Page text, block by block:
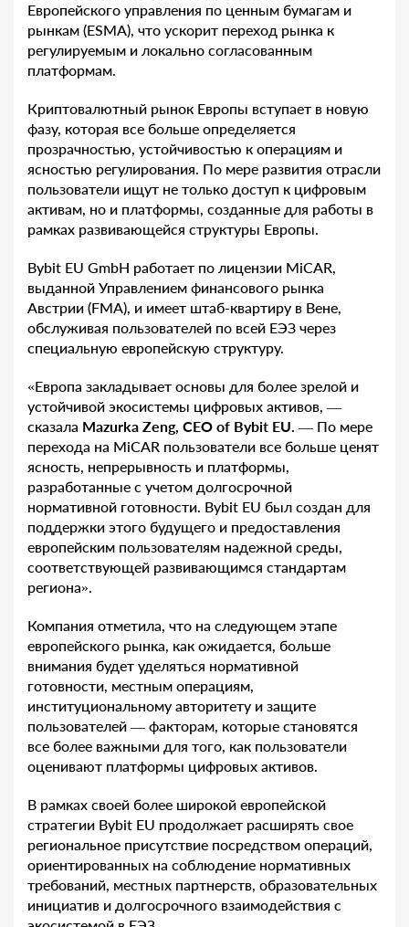
Европейского управления по ценным бумагам и
рынкам (ESMA), что ускорит переход рынка к
регулируемым и локально согласованным
платформам.
Криптовалютный рынок Европы вступает в новую
фазу, которая все больше определяется
прозрачностью, устойчивостью к операциям и
ясностью регулирования. По мере развития отрасли
пользователи ищут не только доступ к цифровым
активам, но и платформы, созданные для работы в
рамках развивающейся структуры Европы.
Bybit EU GmbH работает по лицензии MiCAR,
выданной Управлением финансового рынка
Австрии (FMA), и имеет штаб-квартиру в Вене,
обслуживая пользователей по всей ЕЭЗ через
специальную европейскую структуру.
«Европа закладывает основы для более зрелой и
устойчивой экосистемы цифровых активов, —
сказала Mazurka Zeng, CEO of Bybit EU. — По мере
перехода на MiCAR пользователи все больше ценят
ясность, непрерывность и платформы,
разработанные с учетом долгосрочной
нормативной готовности. Bybit EU был создан для
поддержки этого будущего и предоставления
европейским пользователям надежной среды,
соответствующей развивающимся стандартам
региона».
Компания отметила, что на следующем этапе
европейского рынка, как ожидается, больше
внимания будет уделяться нормативной
готовности, местным операциям,
институциональному авторитету и защите
пользователей — факторам, которые становятся
все более важными для того, как пользователи
оценивают платформы цифровых активов.
В рамках своей более широкой европейской
стратегии Bybit EU продолжает расширять свое
региональное присутствие посредством операций,
ориентированных на соблюдение нормативных
требований, местных партнерств, образовательных
инициатив и долгосрочного взаимодействия с